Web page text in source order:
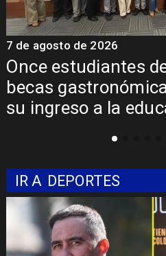
Álvarez-
regional para
Pehuenche
7 de agosto de 2026
IR A DEPORTES